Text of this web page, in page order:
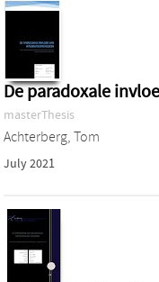
De paradoxale
masterThesis
Achterberg, Tom
July 2021